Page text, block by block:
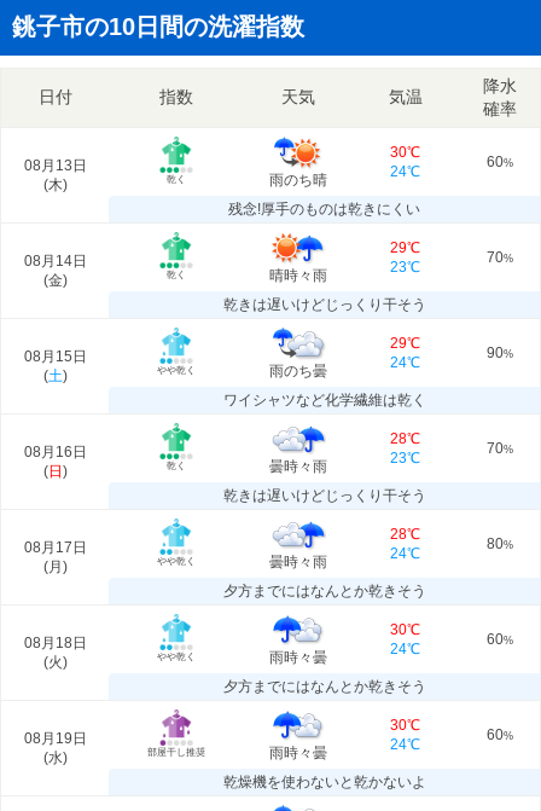
銚子市の10日間の洗濯指数
日付 指数 天気 気温
降水
確率
08月13日
(木) 乾く 雨のち晴
30℃
24℃
60%
残念!厚手のものは乾きにくい
08月14日
(金) 乾く 晴時々雨
29℃
23℃
70%
乾きは遅いけどじっくり干そう
08月15日
(土) やや乾く 雨のち曇
29℃
24℃
90%
ワイシャツなど化学繊維は乾く
08月16日
(日 ) 乾く 曇時々雨
28℃
23℃
70%
乾きは遅いけどじっくり干そう
08月17日
(月 ) やや乾く 曇時々雨
28℃
24℃
80%
夕方までにはなんとか乾きそう
08月18日
(火) やや乾く 雨時々曇
30℃
24℃
60%
夕方までにはなんとか乾きそう
08月19日
(水) 部屋干し推奨 雨時々曇
30℃
24℃
60%
乾燥機を使わないと乾かないよ